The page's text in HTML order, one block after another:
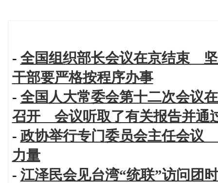
- 全国组织部长会议在京结束
干部要严格按程序办事
- 全国人大常委会第十二次会议
召开 会议听取了有关报告并通
- 政协举行专门委员会主任会议
力量
- 江泽民会见台湾“统联”访问